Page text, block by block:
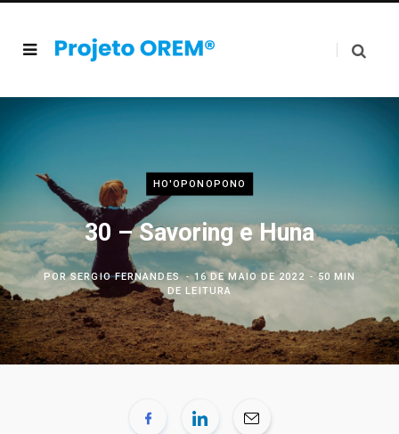
HO'OPONOPONO
30 – Savoring e Huna
PORSERGIO FERNANDES 16 DE MAIO DE 2022
50 MIN
DE LEITURA